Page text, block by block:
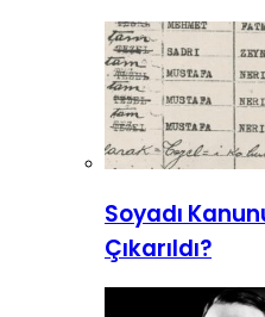
Soyadı
Çıkarıldı?